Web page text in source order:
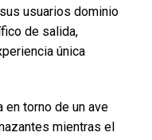
usuarios dominio
de salida,
única
en torno de un ave
mientras el